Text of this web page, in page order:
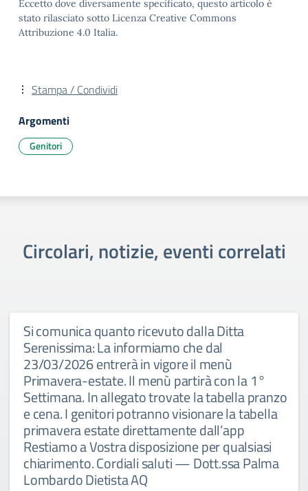
Eccetto dove diversamente specificato, questo articolo è
stato rilasciato sotto Licenza Creative Commons
Attribuzione 4.0 Italia.
Stampa / Condividi
Argomenti
Genitori
Circolari, notizie, eventi correlati
Si comunica quanto ricevuto dalla Ditta
Serenissima: La informiamo che dal
23/03/2026 entrerà in vigore il menù
Primavera-estate. Il menù partirà con la 1°
Settimana. In allegato trovate la tabella pranzo
e cena. I genitori potranno visionare la tabella
primavera estate direttamente dall’app
Restiamo a Vostra disposizione per qualsiasi
chiarimento. Cordiali saluti — Dott.ssa Palma
Lombardo Dietista AQ